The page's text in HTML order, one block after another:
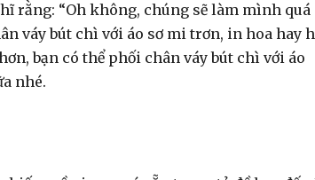
rằng: “Oh không, chúng sẽ làm mình quá
váy bút chì với áo sơ mi trơn, in hoa hay
bạn có thể phối chân váy bút chì với áo
nhé.